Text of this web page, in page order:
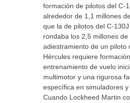
formación de pilotos del C-
alrededor de 1,1 millones
que la de pilotos del C-
rondaba los 2,5 millones de
adiestramiento de un piloto
Hércules requiere
entrenamiento de vuelo
multimotor y una rigurosa
específica en simuladores y
Cuando Lockheed Martin